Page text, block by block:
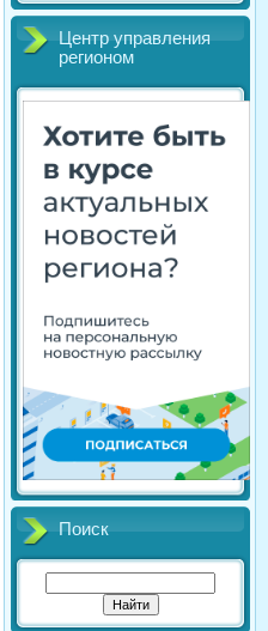
Центр управления
регионом
Поиск